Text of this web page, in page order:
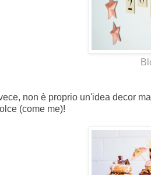
non è proprio un'idea decor
(come me)!